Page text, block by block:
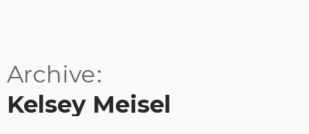
Archive
Kelsey Meisel